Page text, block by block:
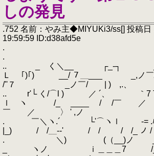
しの発見
.752 名前：やみ主◆MIYUKi3/ss[] 投稿日
19:59:59 ID:d38afd5e
.
.
.. _ く＼__ ┌_‐┐
Ｌ ｢)｢) __/ ７＿___ _,ノ
/''７ _ノ￣/ | ) ,.、
.. r'└ く/⌒l ) ／ ´、 ｀7
ｌ ヽ /_ ____ / /￣ ／
￣ ／ 〉 ' ,ノ
. ￣＼ヽ.´ └'⌒ヽｌ -= .ﾊ
|_) / /＿--' ￣/ / / /_ ノ
. ＼) (（__)ノ _／ノ
_ ヽノ ｉ＿＿＿7 /